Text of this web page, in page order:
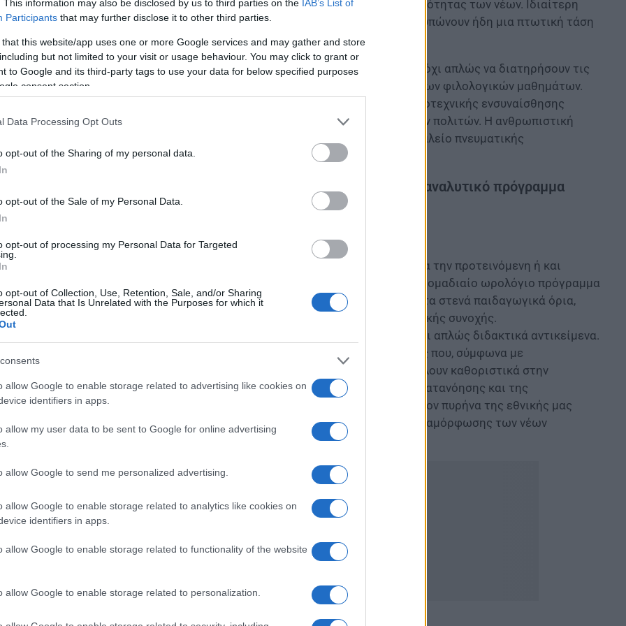
This information may also be disclosed by us to third parties on the IAB’s List of
Participants that may further disclose it to other third parties.
that this website/app uses one or more Google services and may gather and store
but not limited to your visit or usage behaviour. You may click to grant or
to Google and its third-party tags to use your data for below specified purposes
consent section.
Data Processing Opt Outs
opt-out of the Sharing of my personal data.
opt-out of the Sale of my Personal Data.
opt-out of processing my Personal Data for Targeted
opt-out of Collection, Use, Retention, Sale, and/or Sharing
Data that Is Unrelated with the Purposes for which it
allow Google to enable storage related to advertising like cookies on
identifiers in apps.
allow my user data to be sent to Google for online advertising
allow Google to send me personalized advertising.
allow Google to enable storage related to analytics like cookies on
identifiers in apps.
allow Google to enable storage related to functionality of the website
allow Google to enable storage related to personalization.
επιχειρηματολογία και την αποδυνάμωση της ιστορικής ερμηνευτικής ικανότητας των νέων. Ιδιαίτερη
γίνεται στα αποτελέσματα του διαγωνισμού PISA 2022, τα οποία αποτυπώνουν ήδη μια πτωτική τάση
τομέα της γλωσσικής επάρκειας.
τις παραπάνω διαπιστώσεις, ο Σύλλογος καλεί τις αρμόδιες αρχές όχι απλώς να διατηρήσουν τις
ώρες διδασκαλίας, αλλά να επενδύσουν ουσιαστικά στην ενίσχυση των φιλολογικών μαθημάτων.
σημειώνει, η καλλιέργεια της γλώσσας, της ιστορικής μνήμης και της λογοτεχνικής ενσυναίσθησης
βασική προϋπόθεση για τη διαμόρφωση δημοκρατικών και στοχαστικών πολιτών. Η ανθρωπιστική
, όπως αναφέρεται, δεν ανήκει στο παρελθόν, αλλά αποτελεί βασικό εργαλείο πνευματικής
σε μια περίοδο αυξανόμενης γνωστικής και αξιακής ρευστότητας.
διατήρησης και ενίσχυσης των φιλολογικών μαθημάτων στο αναλυτικό πρόγραμμα
κυρία Υπουργέ,
Αναπληρωτών Φιλολόγων, εκφράζουμε την έντονη ανησυχία μας για την προτεινόμενη ή και
μείωση ωρών διδασκαλίας των φιλολογικών μαθημάτων στο εβδομαδιαίο ωρολόγιο πρόγραμμα
σχολικών μονάδων. Πρόκειται για μια επιλογή με συνέπειες που ξεπερνούν τα στενά παιδαγωγικά όρια,
ζητήματα εθνικής αυτογνωσίας, πολιτισμικής συνέχειας και κοινωνικής συνοχής.
τα Αρχαία Ελληνικά, η Λογοτεχνία, η Ιστορία και η Φιλοσοφία δεν είναι απλώς διδακτικά αντικείμενα.
αποτελούν μόνο παραδοσιακούς πυλώνες της Παιδείας. Είναι πεδία μάθησης που, σύμφωνα με
μελέτες της UNESCO και του Συμβουλίου της Ευρώπης, συμβάλλουν καθοριστικά στην
της κριτικής σκέψης, της γλωσσικής επάρκειας, της πολιτισμικής κατανόησης και της
(UNESCO, Global Education Monitoring Report, 2022). Αποτελούν τον πυρήνα της εθνικής μας
τα θεμέλια για την ανάπτυξη της κριτικής σκέψης και της ηθικής διαμόρφωσης των νέων